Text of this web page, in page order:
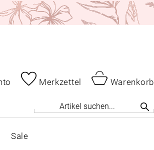
Merkzettel
Warenkorb
Sale